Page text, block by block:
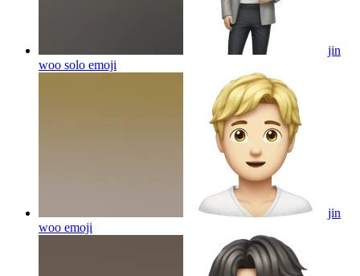
jin
woo solo emoji
jin
woo emoji